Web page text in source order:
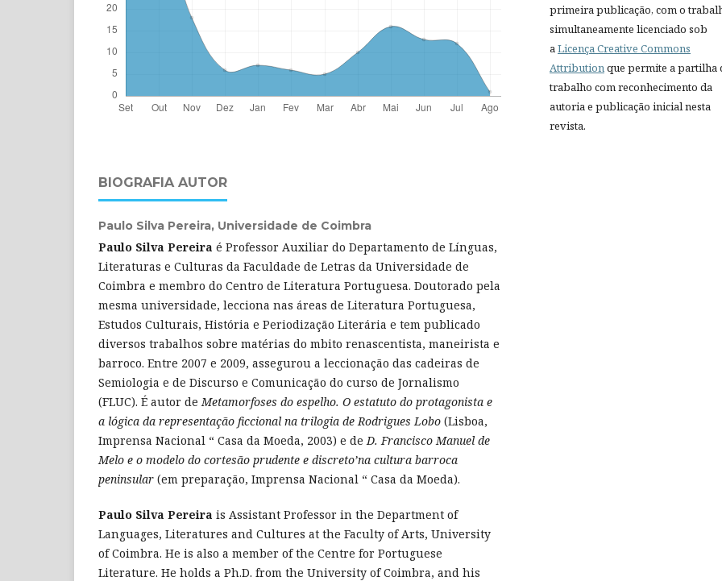
BIOGRAFIA AUTOR
Paulo Silva Pereira, Universidade de Coimbra
Paulo Silva Pereira é Professor Auxiliar do Departamento de Línguas,
Literaturas e Culturas da Faculdade de Letras da Universidade de
Coimbra e membro do Centro de Literatura Portuguesa. Doutorado pela
mesma universidade, lecciona nas áreas de Literatura Portuguesa,
Estudos Culturais, História e Periodização Literária e tem publicado
diversos trabalhos sobre matérias do mbito renascentista, maneirista e
barroco. Entre 2007 e 2009, assegurou a leccionação das cadeiras de
Semiologia e de Discurso e Comunicação do curso de Jornalismo
(FLUC). É autor deMetamorfoses do espelho. O estatuto do protagonista e
a lógica da representação ficcional na trilogia de Rodrigues Lobo (Lisboa,
Imprensa Nacional “ Casa da Moeda, 2003) e deD. Francisco Manuel de
Melo e o modelo do cortesão prudente e discreto’na cultura barroca
peninsular (em preparação, Imprensa Nacional “ Casa da Moeda).
Paulo Silva Pereira is Assistant Professor in the Department of
Languages, Literatures and Cultures at the Faculty of Arts, University
of Coimbra. He is also a member of the Centre for Portuguese
Literature. He holds a Ph.D. from the University of Coimbra, and his
primeira publicação, com o
simultaneamente licenciado sob
aLicença Creative Commons
Attributionque permite a partilha
trabalho com reconhecimento da
autoria e publicação inicial nesta
revista.